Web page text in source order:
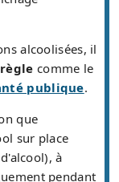
alcoolisées, il
comme le
publique.
que
sur place
à
pendant